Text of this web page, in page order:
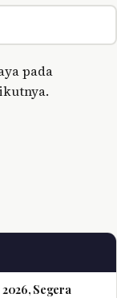
pada
Segera